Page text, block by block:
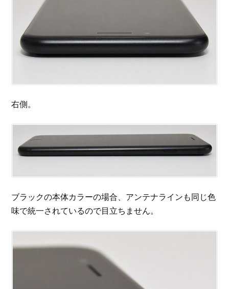
右側。
ブラックの本体カラーの場合、アンテナラインも同じ色
味で統一されているので目立ちません。